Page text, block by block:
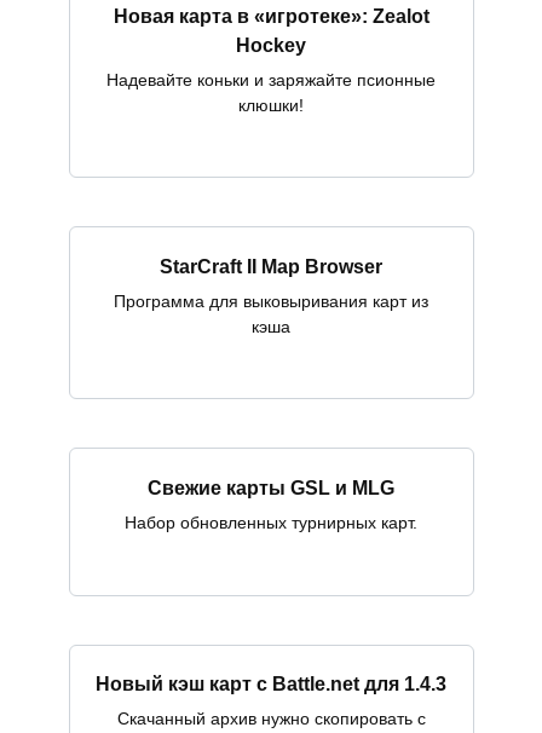
Новая карта в «игротеке»: Zealot
Hockey
Надевайте коньки и заряжайте псионные
клюшки!
StarCraft II Map Browser
Программа для выковыривания карт из
кэша
Свежие карты GSL и MLG
Набор обновленных турнирных карт.
Новый кэш карт с Battle.net для 1.4.3
Скачанный архив нужно скопировать c